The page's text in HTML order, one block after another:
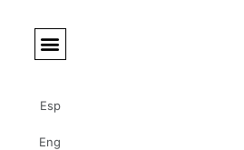
Esp
Eng